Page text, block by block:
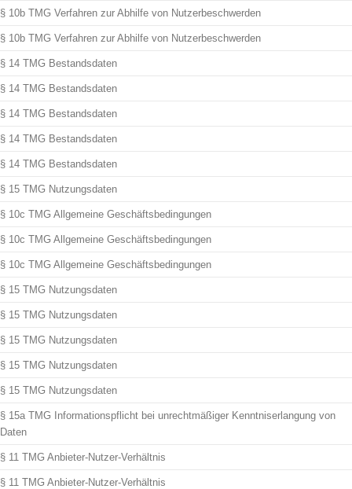
§ 10b TMG Verfahren zur Abhilfe von Nutzerbeschwerden
§ 10b TMG Verfahren zur Abhilfe von Nutzerbeschwerden
§ 14 TMG Bestandsdaten
§ 14 TMG Bestandsdaten
§ 14 TMG Bestandsdaten
§ 14 TMG Bestandsdaten
§ 14 TMG Bestandsdaten
§ 15 TMG Nutzungsdaten
§ 10c TMG Allgemeine Geschäftsbedingungen
§ 10c TMG Allgemeine Geschäftsbedingungen
§ 10c TMG Allgemeine Geschäftsbedingungen
§ 15 TMG Nutzungsdaten
§ 15 TMG Nutzungsdaten
§ 15 TMG Nutzungsdaten
§ 15 TMG Nutzungsdaten
§ 15 TMG Nutzungsdaten
§ 15a TMG Informationspflicht bei unrechtmäßiger Kenntniserlangung von
Daten
§ 11 TMG Anbieter-Nutzer-Verhältnis
§ 11 TMG Anbieter-Nutzer-Verhältnis